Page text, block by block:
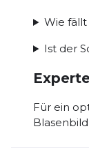
Wie fällt
Ist der
Für ein